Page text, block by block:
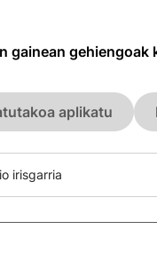
gainean gehiengoak
aplikatu
irisgarria